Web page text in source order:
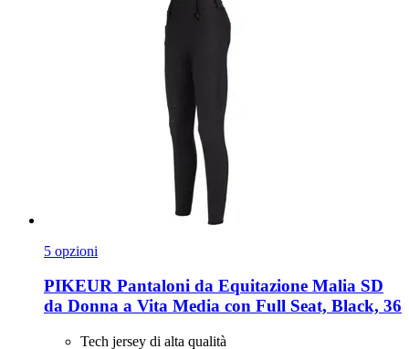
5 opzioni
PIKEUR Pantaloni da Equitazione Malia SD
da Donna a Vita Media con Full Seat, Black, 36
Tech jersey di alta qualità